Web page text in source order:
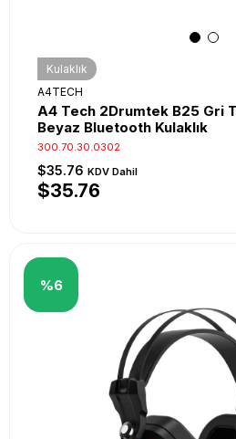
Kulaklık
A4TECH
A4 Tech 2Drumtek B25 Gri
Beyaz Bluetooth Kulaklık
300.70.30.0302
$35.76 KDV Dahil
$35.76
%6